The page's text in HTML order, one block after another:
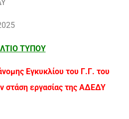
ΤΥΠΟΥ
Εγκυκλίου του Γ.Γ. του
στάση εργασίας της ΑΔΕΔΥ